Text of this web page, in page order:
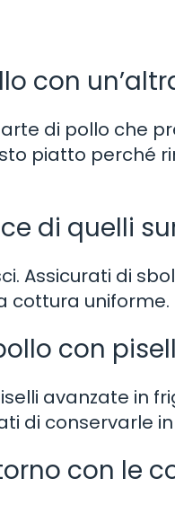
con
di pollo che
piatto perché
di quelli
Assicurati di
cottura uniforme.
con
avanzate in
di conservarle
con le